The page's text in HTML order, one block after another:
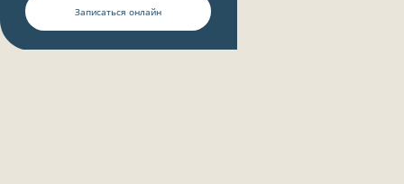
Записаться онлайн